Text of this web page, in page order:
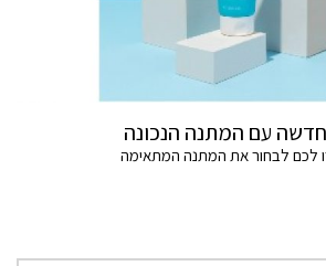
עם המתנה הנכונה
לכם לבחור את המתנה המתאימה